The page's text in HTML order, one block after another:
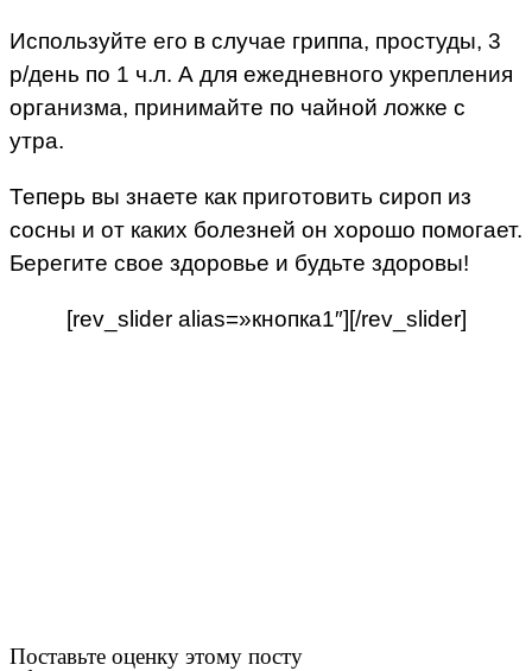
Используйте его в случае гриппа, простуды, 3
р/день по 1 ч.л. А для ежедневного укрепления
организма, принимайте по чайной ложке с
утра.
Теперь вы знаете как приготовить сироп из
сосны и от каких болезней он хорошо помогает.
Берегите свое здоровье и будьте здоровы!
[rev_slider alias=»кнопка1″][/rev_slider]
Поставьте оценку этому посту